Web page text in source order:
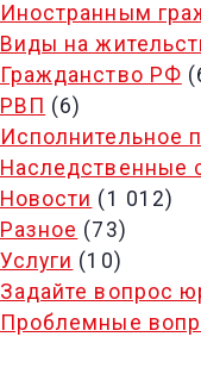
Иностранным
Виды на
Гражданство РФ
РВП (6)
Исполнительное
Наследственные
Новости (1 012)
Разное (73)
Услуги (10)
Задайте вопрос
Проблемные